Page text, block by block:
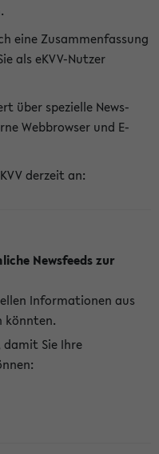
eine Zusammenfassung
als eKVV-Nutzer
über spezielle News-
Webbrowser und E-
derzeit an:
Newsfeeds zur
Informationen aus
könnten.
damit Sie Ihre